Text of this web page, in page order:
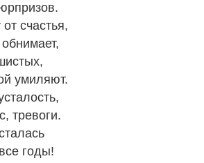
счастья,
умиляют.
тревоги.
годы!